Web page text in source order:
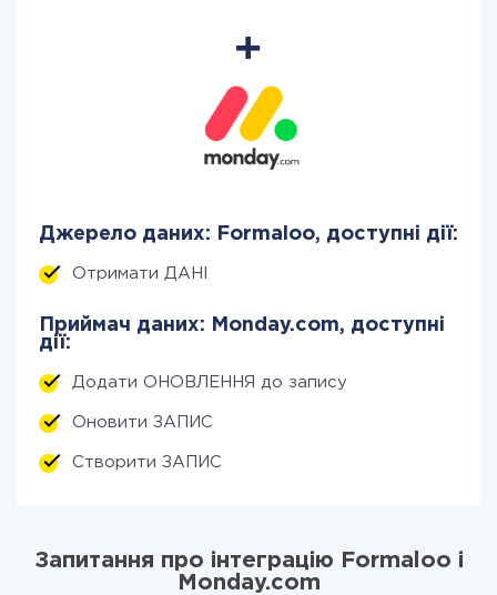
Джерело даних: Formaloo, доступні дії:
Отримати ДАНІ
Приймач даних: Monday.com, доступні
дії:
Додати ОНОВЛЕННЯ до запису
Оновити ЗАПИС
Створити ЗАПИС
Запитання про інтеграцію Formaloo і
Monday.com